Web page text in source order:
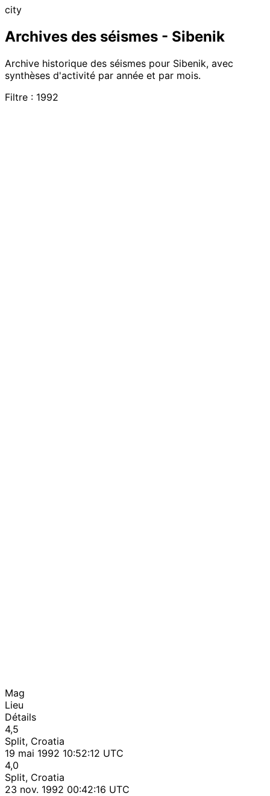
city
Archives des séismes - Sibenik
Archive historique des séismes pour Sibenik, avec
synthèses d'activité par année et par mois.
Filtre : 1992
Mag
Lieu
Détails
4,5
Split, Croatia
19 mai 1992 10:52:12 UTC
4,0
Split, Croatia
23 nov. 1992 00:42:16 UTC